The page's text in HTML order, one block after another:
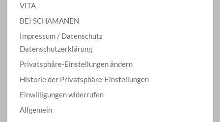
VITA
BEI SCHAMANEN
Impressum / Datenschutz
Datenschutzerklärung
Privatsphäre-Einstellungen ändern
Historie der Privatsphäre-Einstellungen
Einwilligungen widerrufen
Allgemein